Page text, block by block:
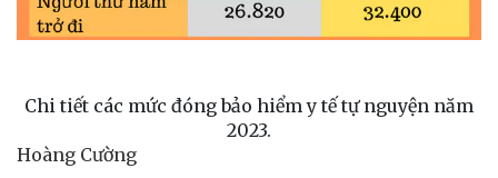
Chi tiết các mức đóng bảo hiểm y tế tự nguyện năm
2023.
Hoàng Cường